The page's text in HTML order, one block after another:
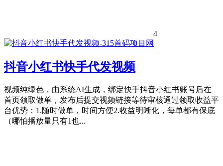
4
抖音小红书快手代发视频
视频纯绿色，由系统AI生成，绑定快手抖音小红书账号后在
首页领取做单，发布后提交视频链接等待审核通过领取收益平
台优势：1.随时做单，时间方便2.收益明晰化，每单都有保底
（哪怕播放量只有1也...